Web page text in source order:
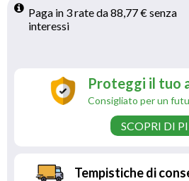
Paga in 3 rate da 88,77 € senza
interessi
Proteggi il tuo
Consigliato per un
SCOPRI DI
Tempistiche di